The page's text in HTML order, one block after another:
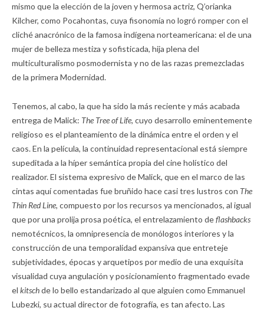
mismo que la elección de la joven y hermosa actriz, Q’orianka
Kilcher, como Pocahontas, cuya fisonomía no logró romper con el
cliché anacrónico de la famosa indígena norteamericana: el de una
mujer de belleza mestiza y sofisticada, hija plena del
multiculturalismo posmodernista y no de las razas premezcladas
de la primera Modernidad.
Tenemos, al cabo, la que ha sido la más reciente y más acabada
entrega de Malick: The Tree of Life, cuyo desarrollo eminentemente
religioso es el planteamiento de la dinámica entre el orden y el
caos. En la película, la continuidad representacional está siempre
supeditada a la híper semántica propia del cine holístico del
realizador. El sistema expresivo de Malick, que en el marco de las
cintas aquí comentadas fue bruñido hace casi tres lustros con The
Thin Red Line, compuesto por los recursos ya mencionados, al igual
que por una prolija prosa poética, el entrelazamiento deflashbacks
nemotécnicos, la omnipresencia de monólogos interiores y la
construcción de una temporalidad expansiva que entreteje
subjetividades, épocas y arquetipos por medio de una exquisita
visualidad cuya angulación y posicionamiento fragmentado evade
el kitschde lo bello estandarizado al que alguien como Emmanuel
Lubezki, su actual director de fotografía, es tan afecto. Las